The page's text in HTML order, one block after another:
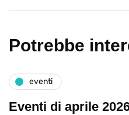
Potrebbe
eventi
Eventi di aprile